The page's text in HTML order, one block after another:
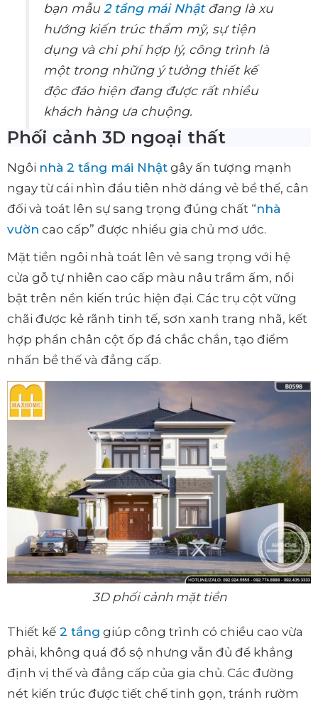
bạn mẫu2 tầng mái Nhậtđang là xu
hướng kiến trúc thẩm mỹ, sự tiện
dụng và chi phí hợp lý, công trình là
một trong những ý tưởng thiết kế
độc đáo hiện đang được rất nhiều
khách hàng ưa chuộng.
Phối cảnh 3D ngoại thất
Ngôi nhà 2 tầng mái Nhật gây ấn tượng mạnh
ngay từ cái nhìn đầu tiên nhờ dáng vẻ bề thế, cân
đối và toát lên sự sang trọng đúng chất “nhà
vườn cao cấp” được nhiều gia chủ mơ ước.
Mặt tiền ngôi nhà toát lên vẻ sang trọng với hệ
cửa gỗ tự nhiên cao cấp màu nâu trầm ấm, nổi
bật trên nền kiến trúc hiện đại. Các trụ cột vững
chãi được kẻ rãnh tinh tế, sơn xanh trang nhã, kết
hợp phần chân cột ốp đá chắc chắn, tạo điểm
nhấn bề thế và đẳng cấp.
3D phối cảnh mặt tiền
Thiết kế 2 tầng giúp công trình có chiều cao vừa
phải, không quá đồ sộ nhưng vẫn đủ để khẳng
định vị thế và đẳng cấp của gia chủ. Các đường
nét kiến trúc được tiết chế tinh gọn, tránh rườm